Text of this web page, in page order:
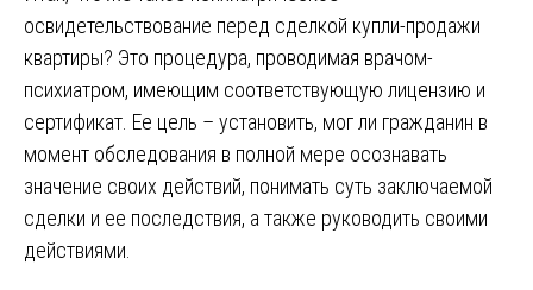
освидетельствование перед сделкой купли-продажи
квартиры? Это процедура, проводимая врачом-
психиатром, имеющим соответствующую лицензию и
сертификат. Ее цель – установить, мог ли гражданин в
момент обследования в полной мере осознавать
значение своих действий, понимать суть заключаемой
сделки и ее последствия, а также руководить своими
действиями.